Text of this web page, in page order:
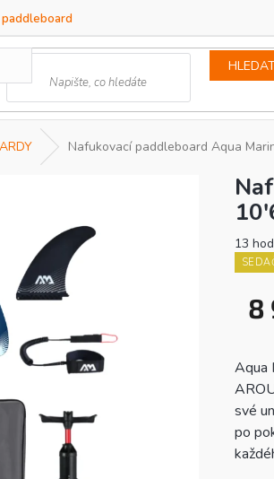
paddleboard
Nafukovací paddleboard Aqua
4,0
13
8
Aqua
své
po